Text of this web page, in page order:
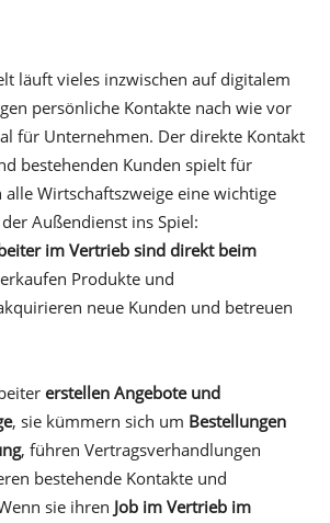
läuft vieles inzwischen auf digitalem
persönliche Kontakte nach wie vor
für Unternehmen. Der direkte Kontakt
bestehenden Kunden spielt für
Wirtschaftszweige eine wichtige
Außendienst ins Spiel:
im Vertrieb sind direkt beim
Produkte und
neue Kunden und betreuen
erstellen Angebote und
, sie kümmern sich um Bestellungen
, führen Vertragsverhandlungen
bestehende Kontakte und
sie ihren Job im Vertrieb im